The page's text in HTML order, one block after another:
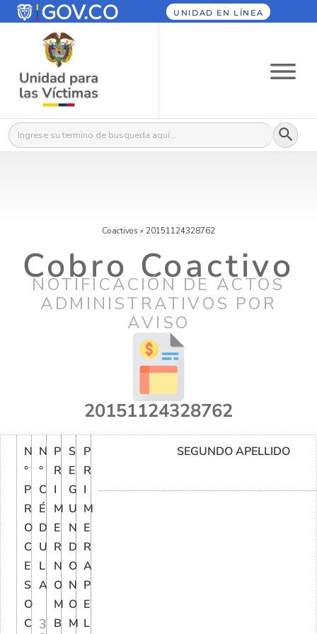
UNIDAD EN LÍNEA
Buscar: Botón
Coactivos » 20151124328762
Cobro Coactivo
NOTIFICACIÓN DE ACTOS
ADMINISTRATIVOS POR
AVISO
20151124328762
N
°
P
R
O
C
E
S
O
C
N
°
C
É
D
U
L
A
3
P
R
I
M
E
R
N
O
M
B
S
E
G
U
N
D
O
N
O
M
P
R
I
M
E
R
A
P
E
L
SEGUNDO APELLIDO